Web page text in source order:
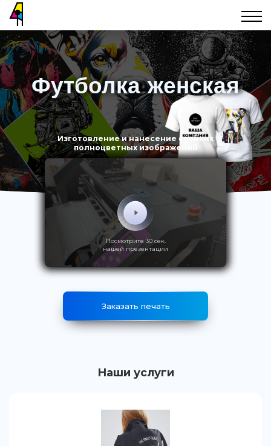
Футболка женская
Изготовление и нанесение стойких
полноцветных изображений
Посмотрите 30 сек.
нашей презентации
Заказать печать
Наши услуги